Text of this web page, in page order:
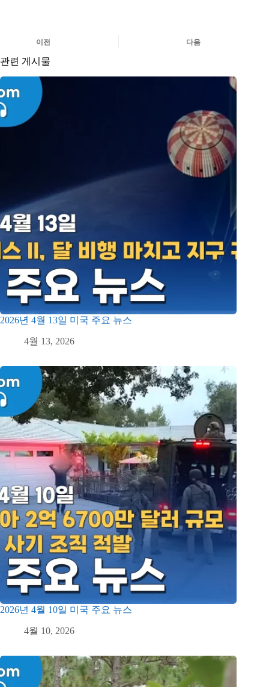
이전 다음
관련 게시물
2026년 4월 13일 미국 주요 뉴스
4월 13, 2026
2026년 4월 10일 미국 주요 뉴스
4월 10, 2026